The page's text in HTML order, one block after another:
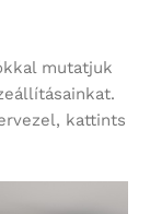
mutatjuk
kattints